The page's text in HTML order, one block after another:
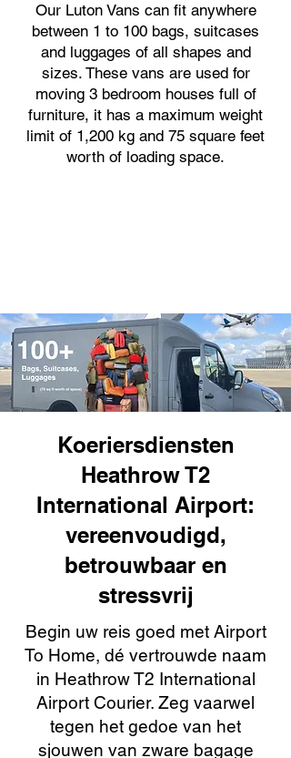
Our Luton Vans can fit anywhere
between 1 to 100 bags, suitcases
and luggages of all shapes and
sizes. These vans are used for
moving 3 bedroom houses full of
furniture, it has a maximum weight
limit of 1,200 kg and 75 square feet
worth of loading space.
Koeriersdiensten
Heathrow T2
International Airport:
vereenvoudigd,
betrouwbaar en
stressvrij
Begin uw reis goed met Airport
To Home, dé vertrouwde naam
in Heathrow T2 International
Airport Courier. Zeg vaarwel
tegen het gedoe van het
sjouwen van zware bagage